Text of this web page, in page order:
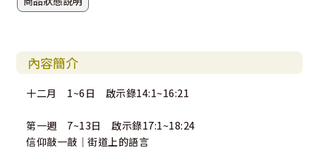
內容簡介
十二月 1~6日 啟示錄14:1~16:21
第一週 7~13日 啟示錄17:1~18:24
信仰敲一敲｜街道上的語言